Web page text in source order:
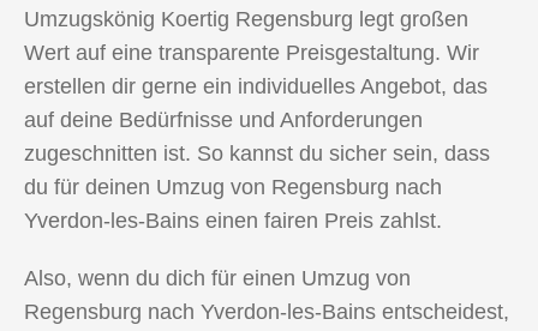
Umzugskönig Koertig Regensburg legt großen
Wert auf eine transparente Preisgestaltung. Wir
erstellen dir gerne ein individuelles Angebot, das
auf deine Bedürfnisse und Anforderungen
zugeschnitten ist. So kannst du sicher sein, dass
du für deinen Umzug von Regensburg nach
Yverdon-les-Bains einen fairen Preis zahlst.
Also, wenn du dich für einen Umzug von
Regensburg nach Yverdon-les-Bains entscheidest,